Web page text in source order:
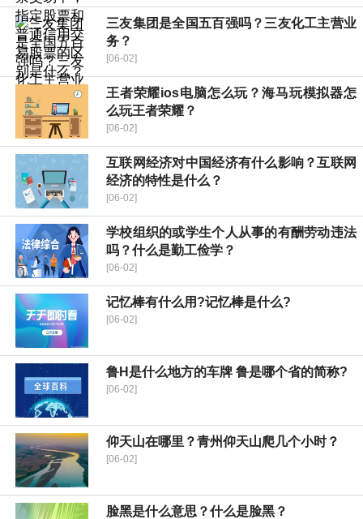
三友集团是全国五百强吗？三友化工主营业
务？
[06-02]
王者荣耀ios电脑怎么玩？海马玩模拟器怎
么玩王者荣耀？
[06-02]
互联网经济对中国经济有什么影响？互联网
经济的特性是什么？
[06-02]
学校组织的或学生个人从事的有酬劳动违法
吗？什么是勤工俭学？
[06-02]
记忆棒有什么用?记忆棒是什么?
[06-02]
鲁H是什么地方的车牌 鲁是哪个省的简称?
[06-02]
仰天山在哪里？青州仰天山爬几个小时？
[06-02]
脸黑是什么意思？什么是脸黑？